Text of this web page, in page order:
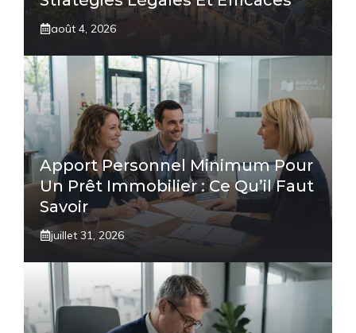
août 4, 2026
Apport Personnel Minimum Pour
Un Prêt Immobilier : Ce Qu’il Faut
Savoir
juillet 31, 2026